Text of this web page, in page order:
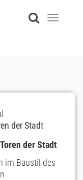
Toggle
der Stadt
der Stadt
im Baustil des